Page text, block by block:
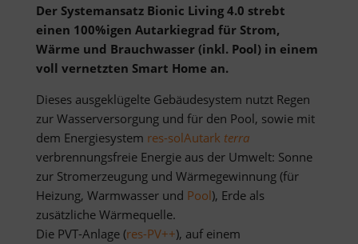
Der Systemansatz Bionic Living 4.0 strebt
einen 100%igen Autarkiegrad für Strom,
Wärme und Brauchwasser (inkl. Pool) in einem
voll vernetzten Smart Home an.
Dieses ausgeklügelte Gebäudesystem nutzt Regen
zur Wasserversorgung und für den Pool, sowie mit
dem Energiesystem res-solAutark terra
verbrennungsfreie Energie aus der Umwelt: Sonne
zur Stromerzeugung und Wärmegewinnung (für
Heizung, Warmwasser und Pool), Erde als
zusätzliche Wärmequelle.
Die PVT-Anlage (res-PV++), auf einem